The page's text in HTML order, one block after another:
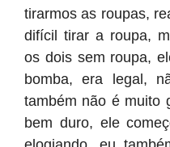
tirarmos as roupas,
difícil tirar a roupa,
os dois sem roupa,
bomba, era legal,
também não é muito
bem duro, ele